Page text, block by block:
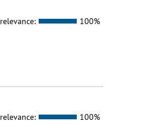
relevance: 100%
relevance: 100%